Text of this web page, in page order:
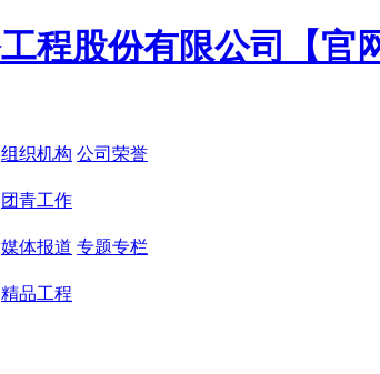
组织机构 公司荣誉
团青工作
媒体报道 专题专栏
精品工程